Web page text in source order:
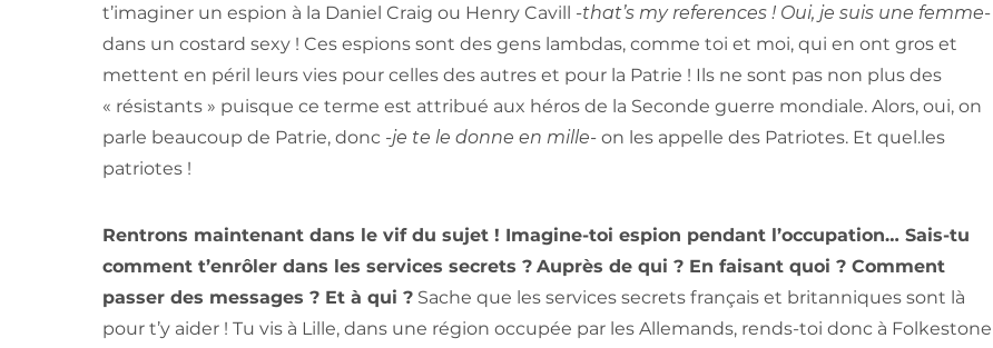
t’imaginer un espion à la Daniel Craig ou Henry Cavill -that’s my references ! Oui, je suis une femme-
dans un costard sexy ! Ces espions sont des gens lambdas, comme toi et moi, qui en ont gros et
mettent en péril leurs vies pour celles des autres et pour la Patrie ! Ils ne sont pas non plus des
« résistants » puisque ce terme est attribué aux héros de la Seconde guerre mondiale. Alors, oui, on
parle beaucoup de Patrie, donc -je te le donne en mille- on les appelle des Patriotes. Et quel.les
patriotes !
Rentrons maintenant dans le vif du sujet ! Imagine-toi espion pendant l’occupation… Sais-tu
comment t’enrôler dans les services secrets ? Auprès de qui ? En faisant quoi ? Comment
passer des messages ? Et à qui ? Sache que les services secrets français et britanniques sont là
pour t’y aider ! Tu vis à Lille, dans une région occupée par les Allemands, rends-toi donc à Folkestone